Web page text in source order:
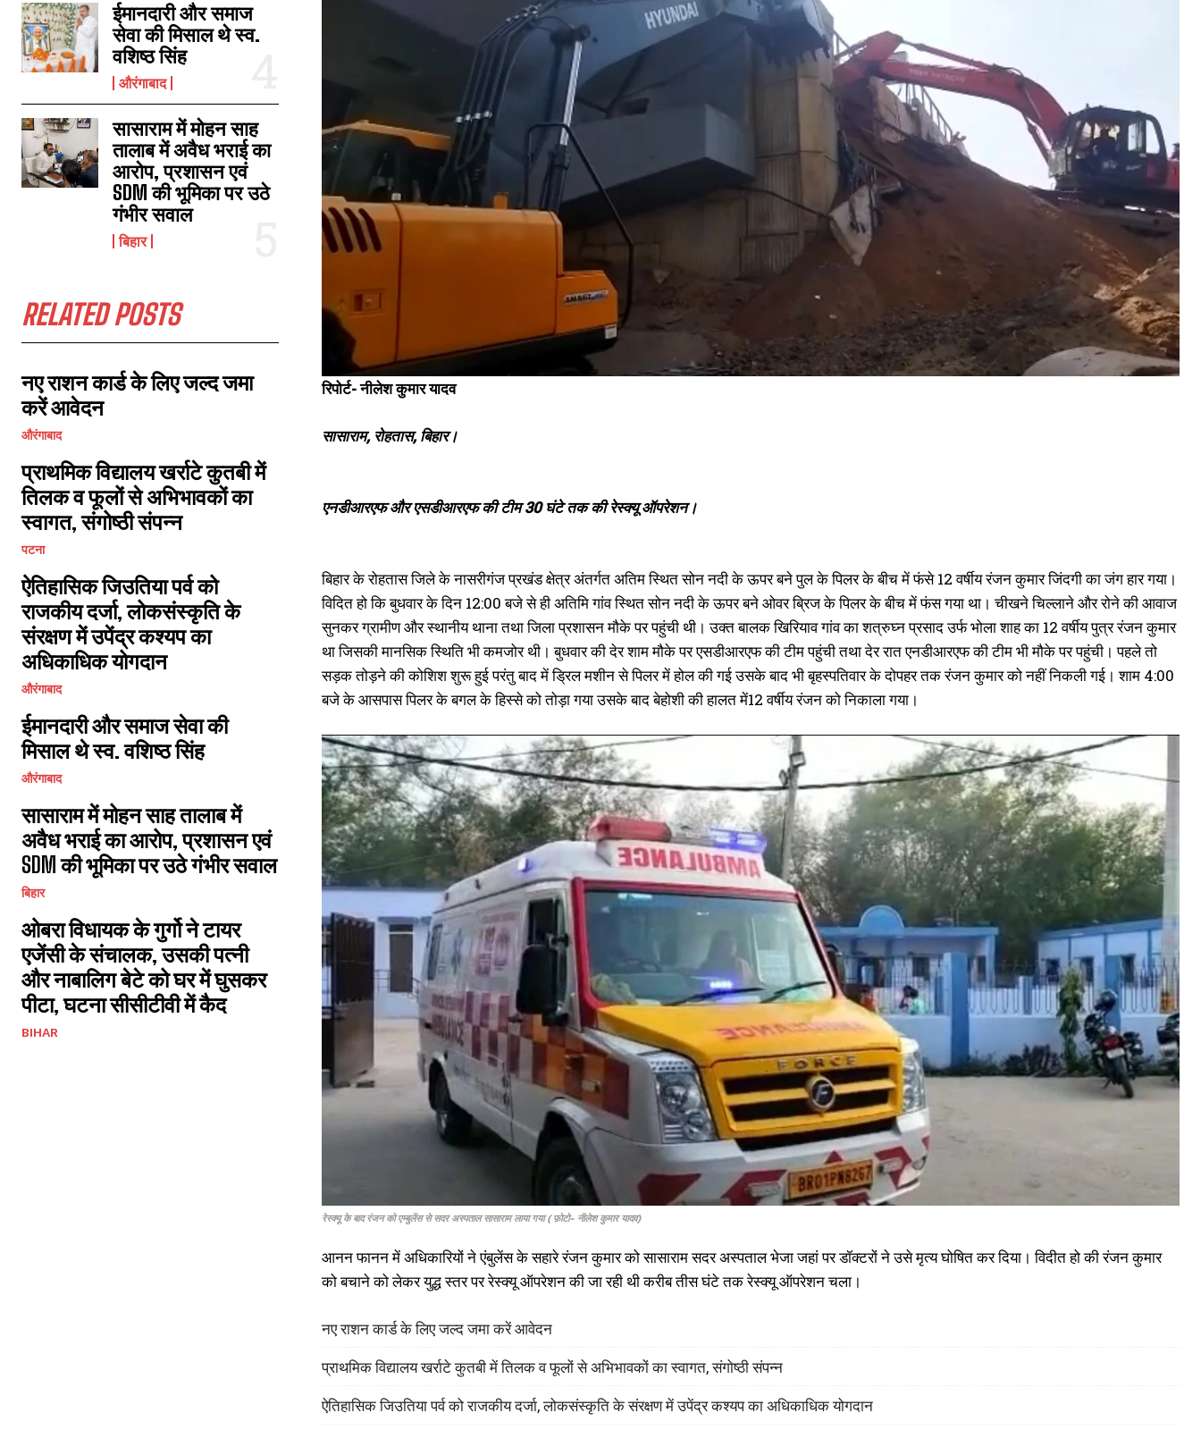
I WANT IN
I've read and accept thePrivacy Policy.
ट्रेन में डेहरी के स्वर्ण व्यावसायी से लूट और हत्या मामले में 2 अपराधी गिरफ्तार
March 19, 2023
In "औरंगाबाद"
जितिया त्योहार में मां के साथ सोन नदी में नहाने के दौरान 3 बच्चे की डूबने से मौत, 2 को
September 18, 2022
In "औरंगाबाद"
ब्याज पर पैसा चलाने वाले अधेड़ की अपहरण के बाद हत्या, चार अपराधियों को पुलिस ने
किया गिरफ्तार
March 19, 2024
In "औरंगाबाद"
ईमानदारी और समाज
सेवा की मिसाल थे स्व.
वशिष्ठ सिंह
औरंगाबाद
सासाराम में मोहन साह
तालाब में अवैध भराई का
आरोप, प्रशासन एवं
SDM की भूमिका पर उठे
गंभीर सवाल
बिहार
RELATED POSTS
नए राशन कार्ड के लिए जल्द जमा
करें आवेदन
औरंगाबाद
प्राथमिक विद्यालय खर्राटे कुतबी में
तिलक व फूलों से अभिभावकों का
स्वागत, संगोष्ठी संपन्न
पटना
ऐतिहासिक जिउतिया पर्व को
राजकीय दर्जा, लोकसंस्कृति के
संरक्षण में उपेंद्र कश्यप का
अधिकाधिक योगदान
औरंगाबाद
ईमानदारी और समाज सेवा की
मिसाल थे स्व. वशिष्ठ सिंह
औरंगाबाद
सासाराम में मोहन साह तालाब में
अवैध भराई का आरोप, प्रशासन एवं
SDM की भूमिका पर उठे गंभीर सवाल
बिहार
ओबरा विधायक के गुर्गो ने टायर
एजेंसी के संचालक, उसकी पत्नी
और नाबालिग बेटे को घर में घुसकर
पीटा, घटना सीसीटीवी में कैद
BIHAR
रिपोर्ट- नीलेश कुमार यादव
सासाराम, रोहतास, बिहार।
एनडीआरएफ और एसडीआरएफ की टीम 30 घंटे तक की रेस्क्यू ऑपरेशन।
बिहार के रोहतास जिले के नासरीगंज प्रखंड क्षेत्र अंतर्गत अतिम स्थित सोन नदी के ऊपर बने पुल के पिलर के बीच में फंसे 12 वर्षीय रंजन कुमार जिंदगी का जंग हार गया।
विदित हो कि बुधवार के दिन 12:00 बजे से ही अतिमि गांव स्थित सोन नदी के ऊपर बने ओवर ब्रिज के पिलर के बीच में फंस गया था। चीखने चिल्लाने और रोने की आवाज
सुनकर ग्रामीण और स्थानीय थाना तथा जिला प्रशासन मौके पर पहुंची थी। उक्त बालक खिरियाव गांव का शत्रुघ्न प्रसाद उर्फ भोला शाह का 12 वर्षीय पुत्र रंजन कुमार
था जिसकी मानसिक स्थिति भी कमजोर थी। बुधवार की देर शाम मौके पर एसडीआरएफ की टीम पहुंची तथा देर रात एनडीआरएफ की टीम भी मौके पर पहुंची। पहले तो
सड़क तोड़ने की कोशिश शुरू हुई परंतु बाद में ड्रिल मशीन से पिलर में होल की गई उसके बाद भी बृहस्पतिवार के दोपहर तक रंजन कुमार को नहीं निकली गई। शाम 4:00
बजे के आसपास पिलर के बगल के हिस्से को तोड़ा गया उसके बाद बेहोशी की हालत में12 वर्षीय रंजन को निकाला गया।
रेस्क्यू के बाद रंजन को एम्बुलेंस से सदर अस्पताल सासाराम लाया गया ( फ़ोटो- नीलेश कुमार यादव)
आनन फानन में अधिकारियों ने एंबुलेंस के सहारे रंजन कुमार को सासाराम सदर अस्पताल भेजा जहां पर डॉक्टरों ने उसे मृत्य घोषित कर दिया। विदीत हो की रंजन कुमार
को बचाने को लेकर युद्ध स्तर पर रेस्क्यू ऑपरेशन की जा रही थी करीब तीस घंटे तक रेस्क्यू ऑपरेशन चला।
नए राशन कार्ड के लिए जल्द जमा करें आवेदन
प्राथमिक विद्यालय खर्राटे कुतबी में तिलक व फूलों से अभिभावकों का स्वागत, संगोष्ठी संपन्न
ऐतिहासिक जिउतिया पर्व को राजकीय दर्जा, लोकसंस्कृति के संरक्षण में उपेंद्र कश्यप का अधिकाधिक योगदान